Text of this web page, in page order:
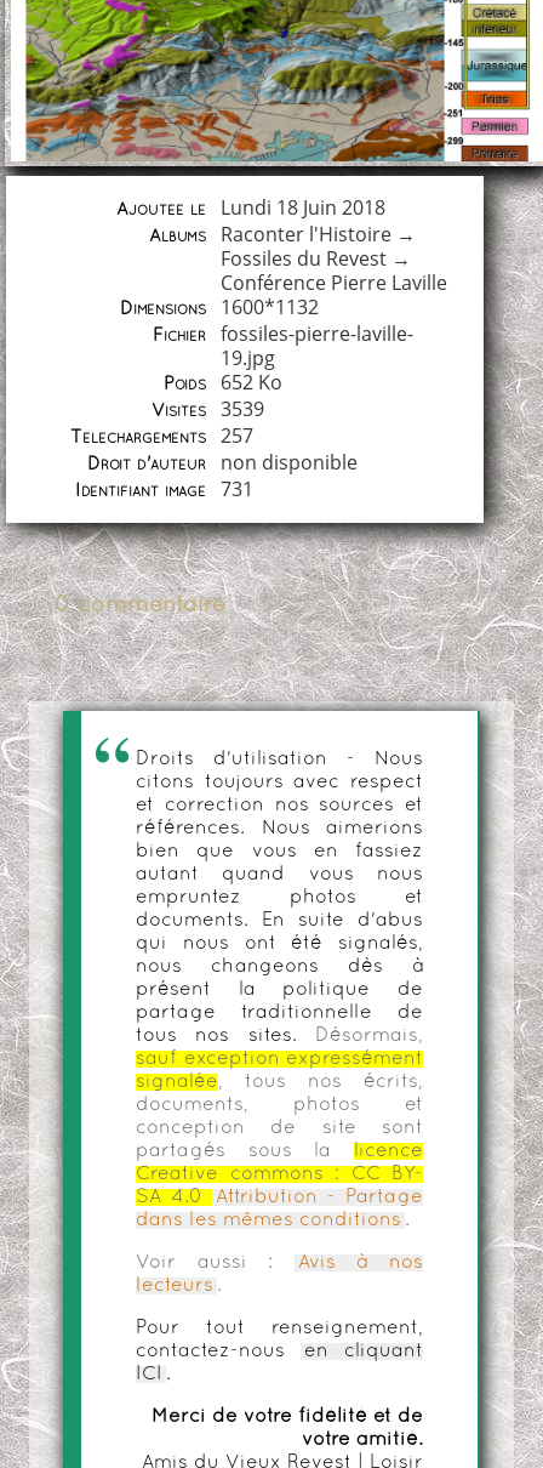
Ajoutée le Lundi 18 Juin 2018
Albums Raconter l'Histoire→
Fossiles du Revest→
Conférence Pierre Laville
Dimensions 1600*1132
Fichier
fossiles-pierre-laville-
19.jpg
Poids 652 Ko
Visites 3539
Téléchargements 257
Droit d'auteur non disponible
Identifiant image 731
0 commentaire
Droits d'utilisation - Nous
citons toujours avec respect
et correction nos sources et
références. Nous aimerions
bien que vous en fassiez
autant quand vous nous
empruntez photos et
documents. En suite d'abus
qui nous ont été signalés,
nous changeons dès à
présent la politique de
partage traditionnelle de
tous nos sites.
Désormais,
sauf exception expressément
signalée, tous nos écrits,
documents, photos et
conception de site sont
partagés sous la
licence
Creative commons :
CC BY-
SA 4.0
Attribution - Partage
dans les mêmes conditions .
Voir aussi :
Avis à nos
lecteurs .
Pour tout renseignement,
contactez-nous
en cliquant
ICI
.
Merci de votre fidélité et de
votre amitié.
Amis du Vieux Revest | Loisir